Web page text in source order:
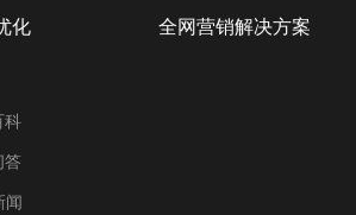
化
科
答
闻
全网营销解决方案